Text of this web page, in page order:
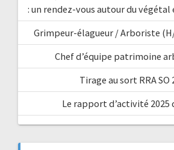
: un rendez-vous autour du
Grimpeur-élagueur / Arboriste
Chef d’équipe patrimoine
Tirage au sort RRA SO
Le rapport d’activité 2025